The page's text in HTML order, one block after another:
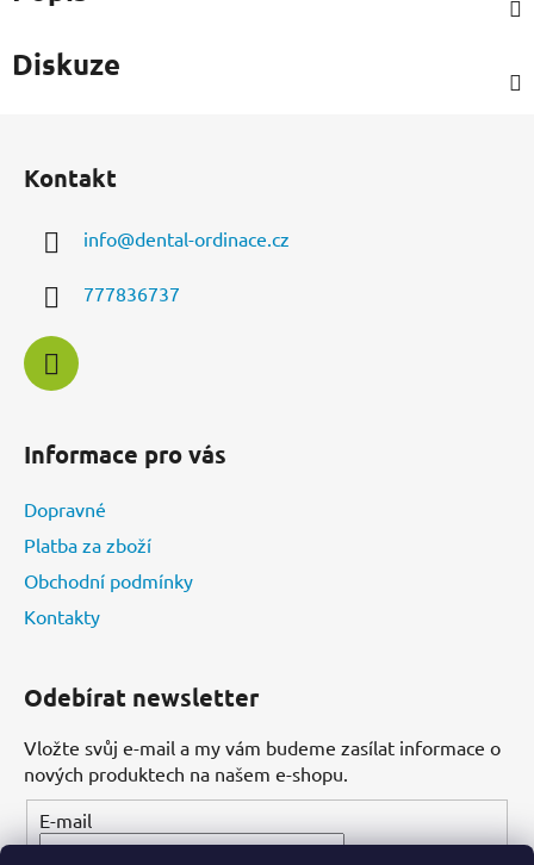
Diskuze
Kontakt
info@dental-ordinace.cz
777836737
Informace pro vás
Dopravné
Platba za zboží
Obchodní podmínky
Kontakty
Odebírat newsletter
Vložte svůj e-mail a my vám budeme zasílat informace o
nových produktech na našem e-shopu.
E-mail